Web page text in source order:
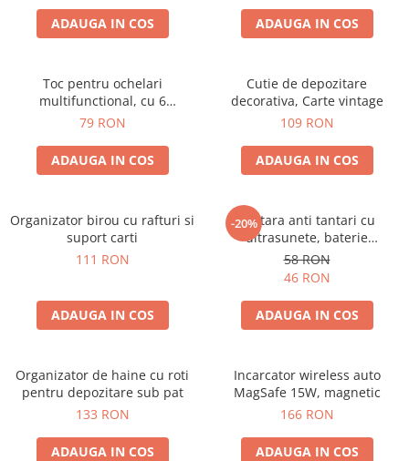
ADAUGA IN COS ADAUGA IN COS
Toc pentru ochelari
multifunctional, cu 6
compartimente
79 RON
ADAUGA IN COS
Cutie de depozitare
decorativa, Carte vintage
109 RON
ADAUGA IN COS
Organizator birou cu rafturi si
suport carti
111 RON
ADAUGA IN COS
-20%
Bratara anti tantari cu
ultrasunete, baterie
reincarcabila 90mAh
58 RON
46 RON
ADAUGA IN COS
Organizator de haine cu roti
pentru depozitare sub pat
133 RON
ADAUGA IN COS
Incarcator wireless auto
MagSafe 15W, magnetic
166 RON
ADAUGA IN COS